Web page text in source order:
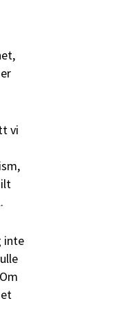
vi
inte